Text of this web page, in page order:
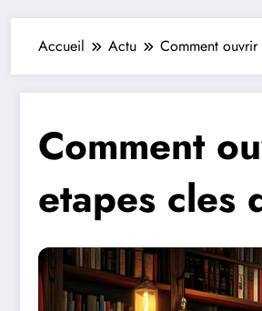
Accueil Actu Comment
Comment
etapes cles